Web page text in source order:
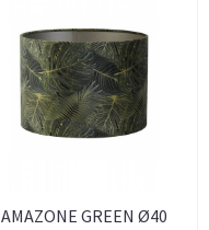
AMAZONE GREEN Ø40